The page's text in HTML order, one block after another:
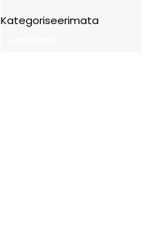
Kategoriseerimata